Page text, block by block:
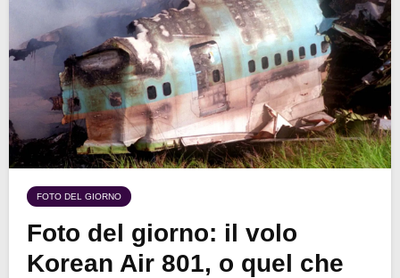
FOTO DEL GIORNO
Foto del giorno: il volo
Korean Air 801, o quel che